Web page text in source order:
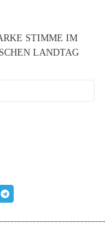
STIMME IM
LANDTAG